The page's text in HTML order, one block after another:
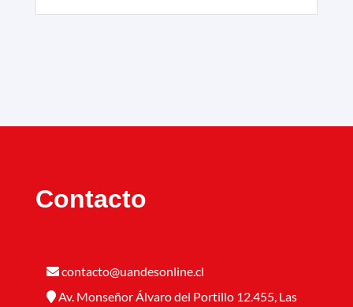
Contacto
contacto@uandesonline.cl
Av. Monseñor Álvaro del Portillo 12.455, Las